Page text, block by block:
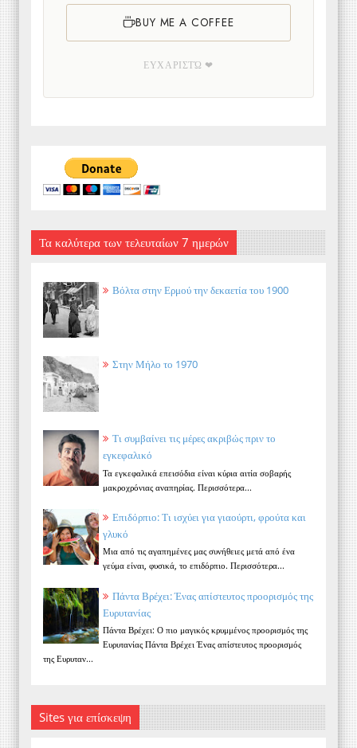
BUY ME A COFFEE
ΕΥΧΑΡΙΣΤΏ ❤
Τα καλύτερα των τελευταίων 7 ημερών
Βόλτα στην Ερμού την δεκαετία του 1900
Στην Μήλο το 1970
Τι συμβαίνει τις μέρες ακριβώς πριν το
εγκεφαλικό
Τα εγκεφαλικά επεισόδια είναι κύρια αιτία σοβαρής
μακροχρόνιας αναπηρίας. Περισσότερα...
Επιδόρπιο: Τι ισχύει για γιαούρτι, φρούτα και
γλυκό
Μια από τις αγαπημένες μας συνήθειες μετά από ένα
γεύμα είναι, φυσικά, το επιδόρπιο. Περισσότερα...
Πάντα Βρέχει: Ένας απίστευτος προορισμός της
Ευρυτανίας
Πάντα Βρέχει: Ο πιο μαγικός κρυμμένος προορισμός της
Ευρυτανίας Πάντα Βρέχει Ένας απίστευτος προορισμός
της Ευρυταν...
Sites για επίσκεψη